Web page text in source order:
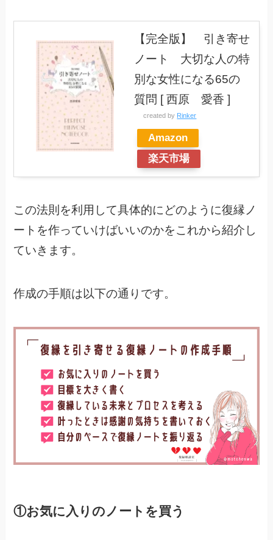
【完全版】 引き寄せ
ノート 大切な人の特
別な女性になる65の
質問 [ 西原 愛香 ]
created by Rinker
Amazon
楽天市場
この法則を利用して具体的にどのように復縁ノ
ートを作っていけばいいのかをこれから紹介し
ていきます。
作成の手順は以下の通りです。
①お気に入りのノートを買う